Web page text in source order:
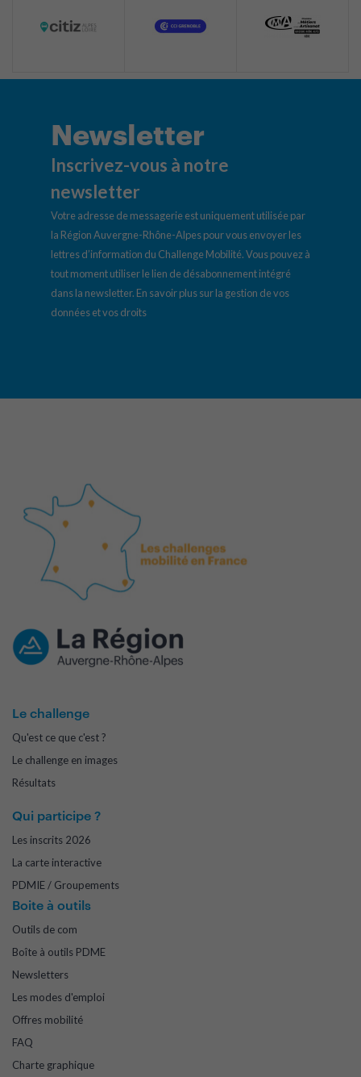
Newsletter
Inscrivez-vous à notre
newsletter
Votre adresse de messagerie est uniquement utilisée par
la Région Auvergne-Rhône-Alpes pour vous envoyer les
lettres d’information du Challenge Mobilité. Vous pouvez à
tout moment utiliser le lien de désabonnement intégré
dans la newsletter. En savoir plus sur la gestion de vos
données et vos droits
Le challenge
Qu'est ce que c'est ?
Le challenge en images
Résultats
Qui participe ?
Les inscrits 2026
La carte interactive
PDMIE / Groupements
Boite à outils
Outils de com
Boîte à outils PDME
Newsletters
Les modes d'emploi
Offres mobilité
FAQ
Charte graphique